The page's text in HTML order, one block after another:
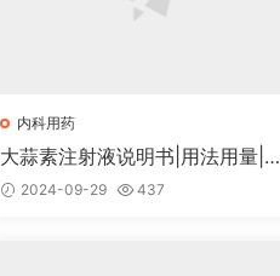
内科用药
大蒜素注射液说明书|用法用量|注
意事项
2024-09-29 437